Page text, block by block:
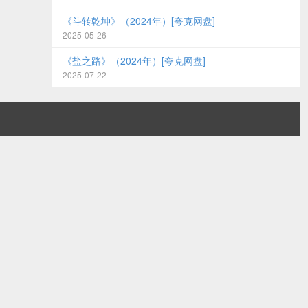
《斗转乾坤》（2024年）[夸克网盘]
2025-05-26
《盐之路》（2024年）[夸克网盘]
2025-07-22